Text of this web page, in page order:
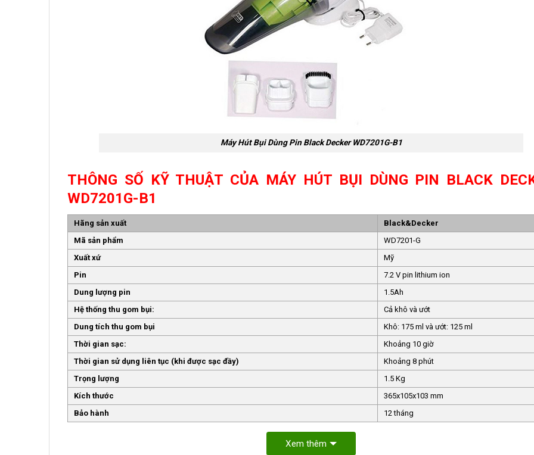
Máy Hút Bụi Dùng Pin Black Decker WD7201G-B1
THÔNG SỐ KỸ THUẬT CỦA MÁY HÚT BỤI DÙNG PIN BLACK
WD7201G-B1
Hãng sản xuất
Black&Decker
Mã sản phẩm
WD7201-G
Xuất xứ
Mỹ
Pin
7.2 V pin lithium ion
Dung lượng pin
1.5Ah
Hệ thống thu gom bụi:
Cả khô và ướt
Dung tích thu gom bụi
Khô: 175 ml và ướt: 125 ml
Thời gian sạc:
Khoảng 10 giờ
Thời gian sử dụng liên tục (khi được sạc đầy)
Khoảng 8 phút
Trọng lượng
1.5 Kg
Kích thước
365x105x103 mm
Bảo hành
12 tháng
Xem thêm